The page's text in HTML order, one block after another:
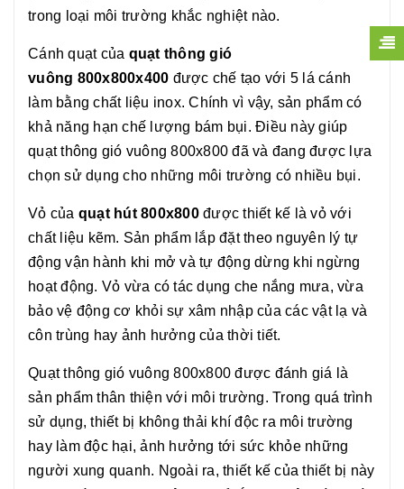
trong loại môi trường khắc nghiệt nào.
Cánh quạt của quạt thông gió
vuông 800x800x400 được chế tạo với 5 lá cánh
làm bằng chất liệu inox. Chính vì vậy, sản phẩm có
khả năng hạn chế lượng bám bụi. Điều này giúp
quạt thông gió vuông 800x800 đã và đang được lựa
chọn sử dụng cho những môi trường có nhiều bụi.
Vỏ của quạt hút 800x800được thiết kế là vỏ với
chất liệu kẽm. Sản phẩm lắp đặt theo nguyên lý tự
động vận hành khi mở và tự động dừng khi ngừng
hoạt động. Vỏ vừa có tác dụng che nắng mưa, vừa
bảo vệ động cơ khỏi sự xâm nhập của các vật lạ và
côn trùng hay ảnh hưởng của thời tiết.
Quạt thông gió vuông 800x800 được đánh giá là
sản phẩm thân thiện với môi trường. Trong quá trình
sử dụng, thiết bị không thải khí độc ra môi trường
hay làm độc hại, ảnh hưởng tới sức khỏe những
người xung quanh. Ngoài ra, thiết kế của thiết bị này